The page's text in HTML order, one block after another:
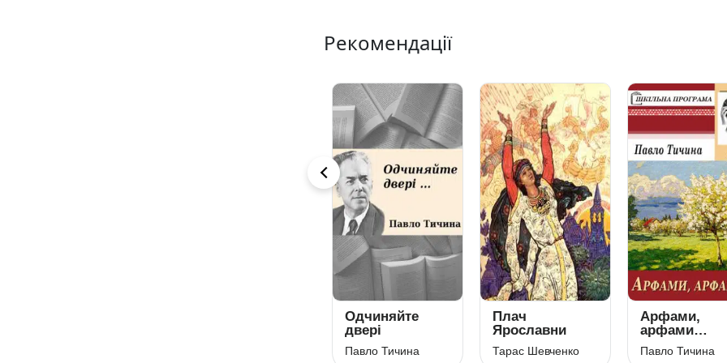
Рекомендації
Одчиняйте
двері
Павло Тичина
Плач
Ярославни
Тарас Шевченко
Арфами,
арфами…
Павло Тичина